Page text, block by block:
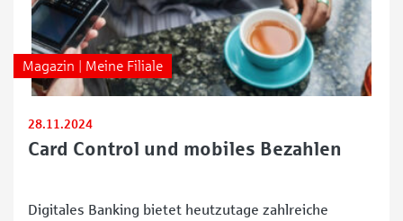
Magazin | Meine Filiale
28.11.2024
Card Control und mobiles Bezahlen
Digitales Banking bietet heutzutage zahlreiche